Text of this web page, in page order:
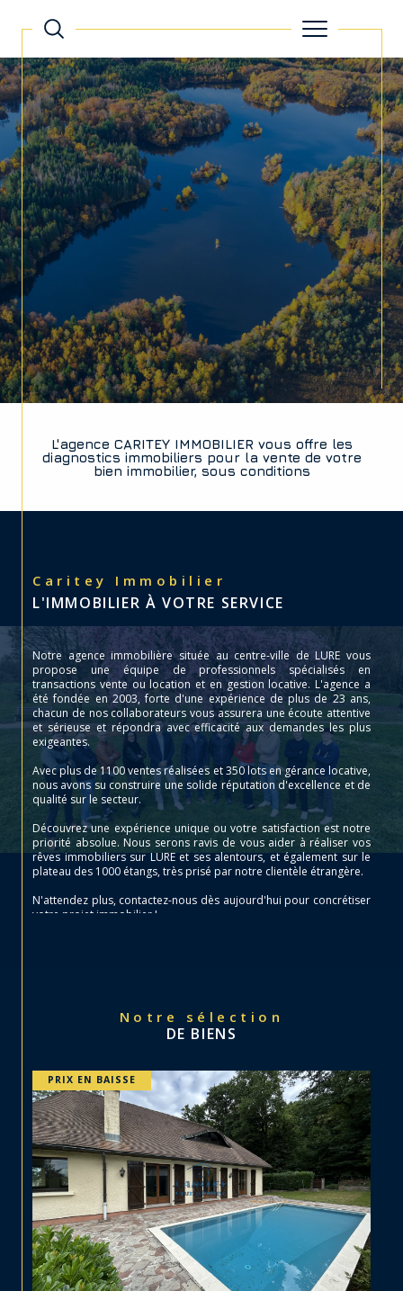
L'agence CARITEY IMMOBILIER vous offre les
diagnostics immobiliers pour la vente de votre
bien immobilier, sous conditions
Caritey Immobilier
L'IMMOBILIER À VOTRE SERVICE
Notre agence immobilière située au centre-ville de LURE vous
propose une équipe de professionnels spécialisés en
transactions vente ou location et en gestion locative. L'agence a
été fondée en 2003, forte d'une expérience de plus de 23 ans,
chacun de nos collaborateurs vous assurera une écoute attentive
et sérieuse et répondra avec efficacité aux demandes les plus
exigeantes.
Avec plus de 1100 ventes réalisées et 350 lots en gérance locative,
nous avons su construire une solide réputation d'excellence et de
qualité sur le secteur.
Découvrez une expérience unique ou votre satisfaction est notre
priorité absolue. Nous serons ravis de vous aider à réaliser vos
rêves immobiliers sur LURE et ses alentours, et également sur le
plateau des 1000 étangs, très prisé par notre clientèle étrangère.
N'attendez plus, contactez-nous dès aujourd'hui pour concrétiser
votre projet immobilier !
Notre sélection
DE BIENS
PRIX EN BAISSE